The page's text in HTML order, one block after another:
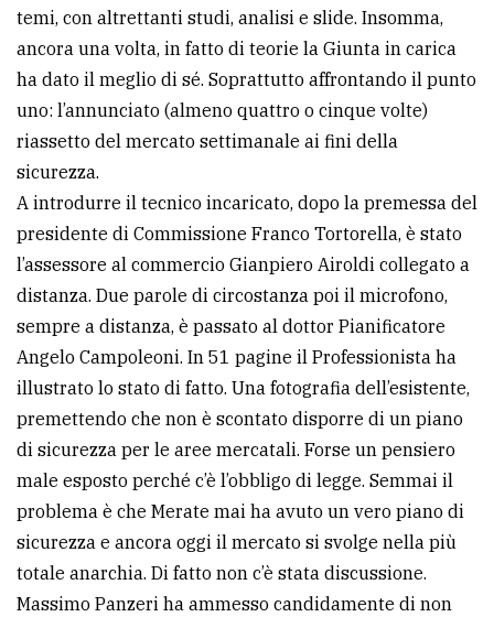
pubblicità
CERCA
Cerca
per
comune
Ricerca
avanzata
LE
ALTRE
TESTATE
PRIVACY
Privacy
temi, con altrettanti studi, analisi e slide. Insomma,
ancora una volta, in fatto di teorie la Giunta in carica
ha dato il meglio di sé. Soprattutto affrontando il punto
uno: l’annunciato (almeno quattro o cinque volte)
riassetto del mercato settimanale ai fini della
sicurezza.
A introdurre il tecnico incaricato, dopo la premessa del
presidente di Commissione Franco Tortorella, è stato
l’assessore al commercio Gianpiero Airoldi collegato a
distanza. Due parole di circostanza poi il microfono,
sempre a distanza, è passato al dottor Pianificatore
Angelo Campoleoni. In 51 pagine il Professionista ha
illustrato lo stato di fatto. Una fotografia dell’esistente,
premettendo che non è scontato disporre di un piano
di sicurezza per le aree mercatali. Forse un pensiero
male esposto perché c’è l’obbligo di legge. Semmai il
problema è che Merate mai ha avuto un vero piano di
sicurezza e ancora oggi il mercato si svolge nella più
totale anarchia. Di fatto non c’è stata discussione.
Massimo Panzeri ha ammesso candidamente di non